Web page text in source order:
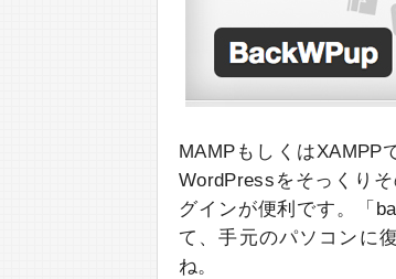
MAMPもしくは
WordPressをそっくり
グインが便利です。「
て、手元のパソコンに
ね。